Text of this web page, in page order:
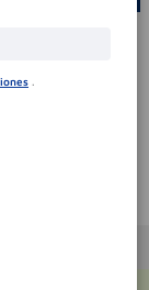
comentario
.